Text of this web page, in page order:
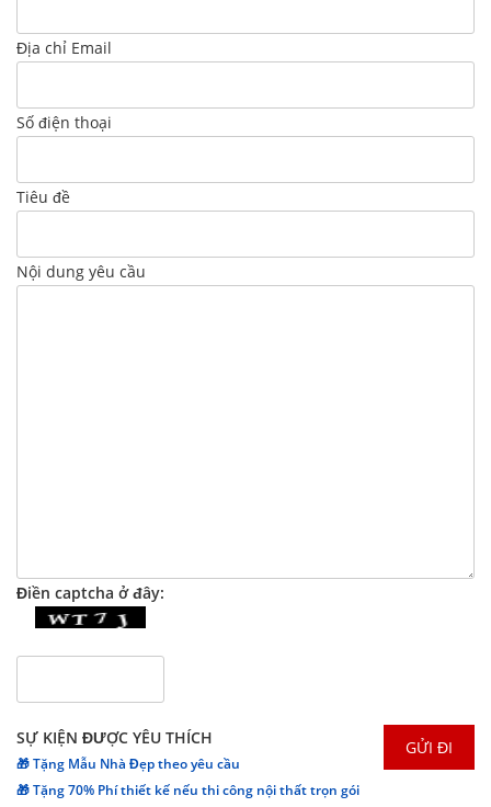
Địa chỉ Email
Số điện thoại
Tiêu đề
Nội dung yêu cầu
Điền captcha ở đây:
SỰ KIỆN ĐƯỢC YÊU THÍCH
🎁 Tặng Mẫu Nhà Đẹp theo yêu cầu
🎁 Tặng 70% Phí thiết kế nếu thi công nội thất trọn gói